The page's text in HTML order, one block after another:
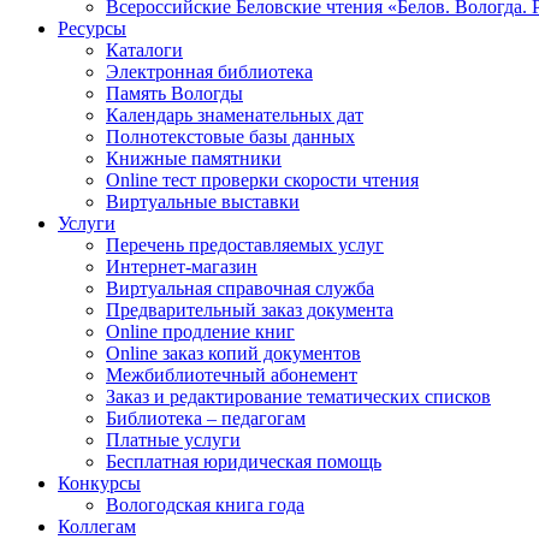
Всероссийские Беловские чтения «Белов. Вологда.
Ресурсы
Каталоги
Электронная библиотека
Память Вологды
Календарь знаменательных дат
Полнотекстовые базы данных
Книжные памятники
Online тест проверки скорости чтения
Виртуальные выставки
Услуги
Перечень предоставляемых услуг
Интернет-магазин
Виртуальная справочная служба
Предварительный заказ документа
Online продление книг
Online заказ копий документов
Межбиблиотечный абонемент
Заказ и редактирование тематических списков
Библиотека – педагогам
Платные услуги
Бесплатная юридическая помощь
Конкурсы
Вологодская книга года
Коллегам